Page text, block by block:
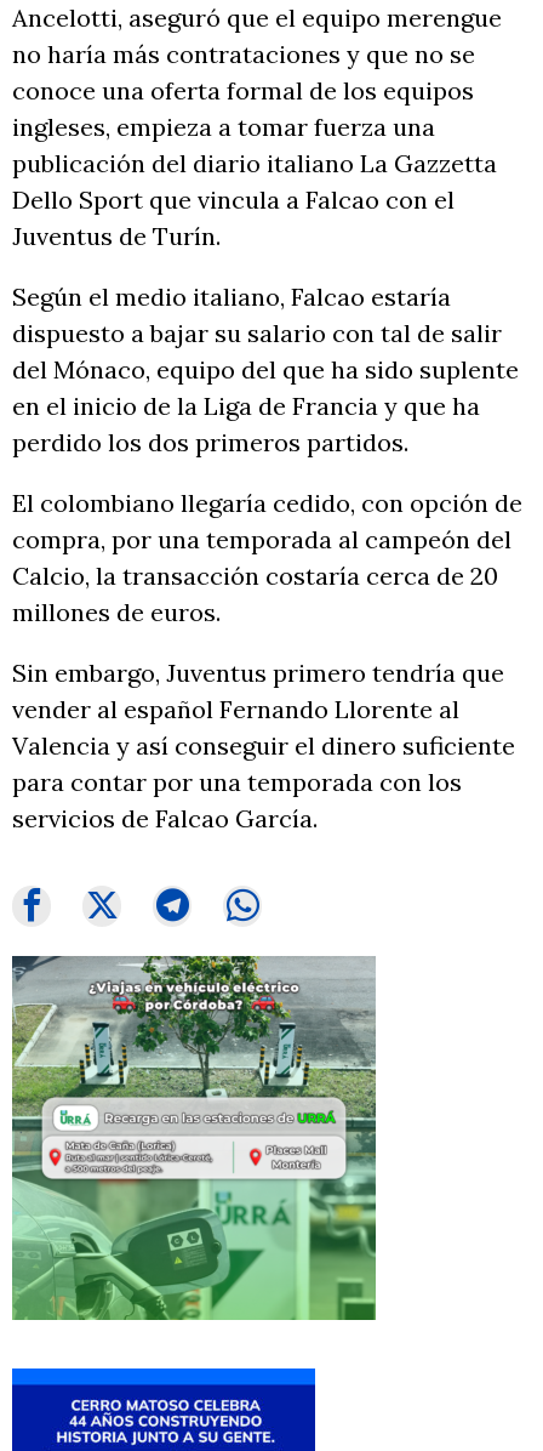
Ancelotti, aseguró que el equipo merengue
no haría más contrataciones y que no se
conoce una oferta formal de los equipos
ingleses, empieza a tomar fuerza una
publicación del diario italiano La Gazzetta
Dello Sport que vincula a Falcao con el
Juventus de Turín.
Según el medio italiano, Falcao estaría
dispuesto a bajar su salario con tal de salir
del Mónaco, equipo del que ha sido suplente
en el inicio de la Liga de Francia y que ha
perdido los dos primeros partidos.
El colombiano llegaría cedido, con opción de
compra, por una temporada al campeón del
Calcio, la transacción costaría cerca de 20
millones de euros.
Sin embargo, Juventus primero tendría que
vender al español Fernando Llorente al
Valencia y así conseguir el dinero suficiente
para contar por una temporada con los
servicios de Falcao García.